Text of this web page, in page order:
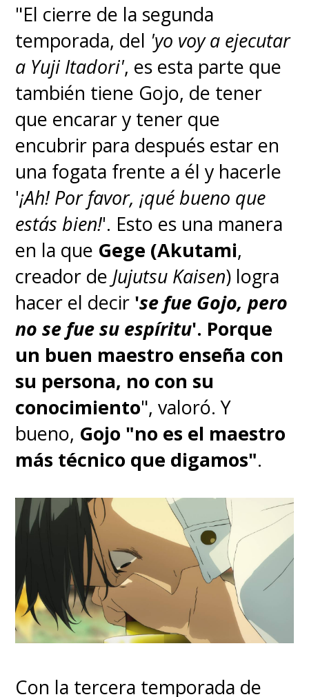
"El cierre de la segunda
temporada, del 'yo voy a ejecutar
a Yuji Itadori', es esta parte que
también tiene Gojo, de tener
que encarar y tener que
encubrir para después estar en
una fogata frente a él y hacerle
'¡Ah! Por favor, ¡qué bueno que
estás bien!'. Esto es una manera
en la que Gege (Akutami,
creador de Jujutsu Kaisen) logra
hacer el decir 'se fue Gojo, pero
no se fue su espíritu'. Porque
un buen maestro enseña con
su persona, no con su
conocimiento", valoró. Y
bueno, Gojo "no es el maestro
más técnico que digamos".
Con la tercera temporada de